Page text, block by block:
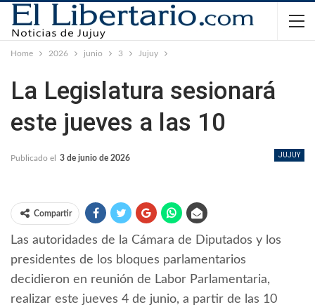
Home 2026 junio 3 Jujuy
La Legislatura sesionará
este jueves a las 10
JUJUY
Publicado el 3 de junio de 2026
Compartir
Las autoridades de la Cámara de Diputados y los
presidentes de los bloques parlamentarios
decidieron en reunión de Labor Parlamentaria,
realizar este jueves 4 de junio, a partir de las 10